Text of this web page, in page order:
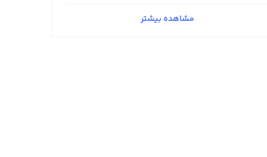
مشاهده بیشتر